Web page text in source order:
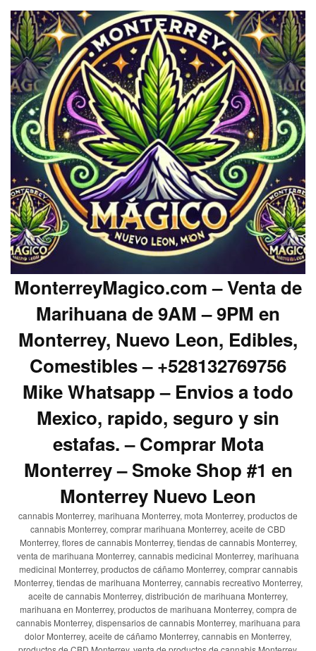
MonterreyMagico.com – Venta de
Marihuana de 9AM – 9PM en
Monterrey, Nuevo Leon, Edibles,
Comestibles – +528132769756
Mike Whatsapp – Envios a todo
Mexico, rapido, seguro y sin
estafas. – Comprar Mota
Monterrey – Smoke Shop #1 en
Monterrey Nuevo Leon
cannabis Monterrey, marihuana Monterrey, mota Monterrey, productos de
cannabis Monterrey, comprar marihuana Monterrey, aceite de CBD
Monterrey, flores de cannabis Monterrey, tiendas de cannabis Monterrey,
venta de marihuana Monterrey, cannabis medicinal Monterrey, marihuana
medicinal Monterrey, productos de cáñamo Monterrey, comprar cannabis
Monterrey, tiendas de marihuana Monterrey, cannabis recreativo Monterrey,
aceite de cannabis Monterrey, distribución de marihuana Monterrey,
marihuana en Monterrey, productos de marihuana Monterrey, compra de
cannabis Monterrey, dispensarios de cannabis Monterrey, marihuana para
dolor Monterrey, aceite de cáñamo Monterrey, cannabis en Monterrey,